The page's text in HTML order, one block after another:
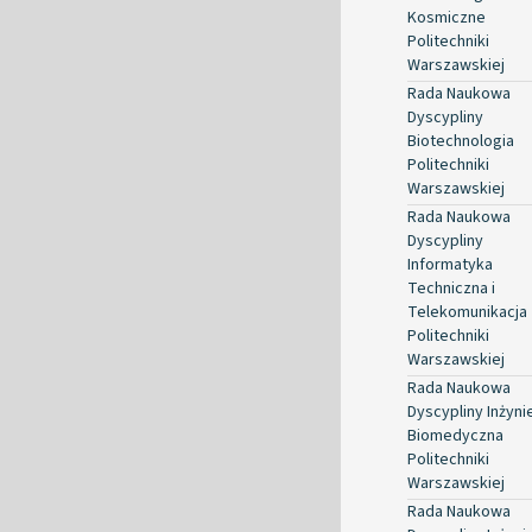
Kosmiczne
Politechniki
Warszawskiej
Rada Naukowa
Dyscypliny
Biotechnologia
Politechniki
Warszawskiej
Rada Naukowa
Dyscypliny
Informatyka
Techniczna i
Telekomunikacja
Politechniki
Warszawskiej
Rada Naukowa
Dyscypliny
Biomedyczna
Politechniki
Warszawskiej
Rada Naukowa